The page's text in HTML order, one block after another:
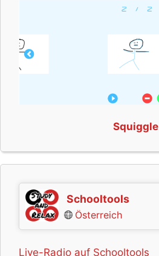
Squiggle
Schooltools
Österreich
Live-Radio auf Schooltools